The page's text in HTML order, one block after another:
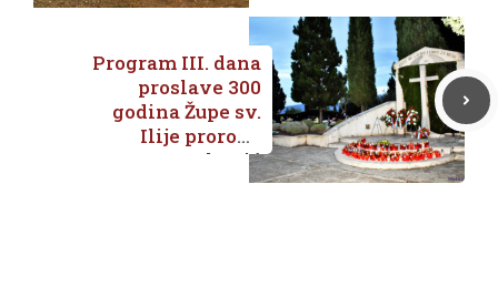
Program III. dana
proslave 300
godina Župe sv.
Ilije proroka
Metković